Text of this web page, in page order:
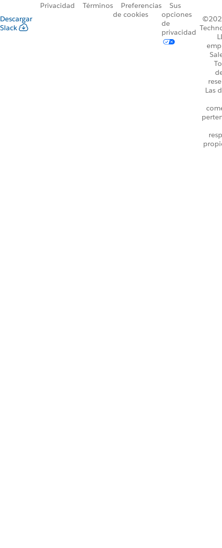
Descargar
Slack
Privacidad Términos
Preferencias
de cookies
Sus
opciones
de
privacidad
Las